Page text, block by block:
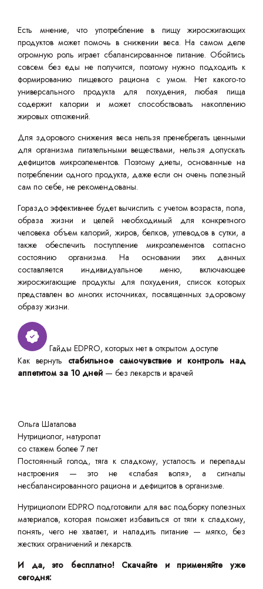
Есть мнение, что употребление в пищу жиросжигающих
продуктов может помочь в снижении веса. На самом деле
огромную роль играет сбалансированное питание. Обойтись
совсем без еды не получится, поэтому нужно подходить к
формированию пищевого рациона с умом. Нет какого-то
универсального продукта для похудения, любая пища
содержит калории и может способствовать накоплению
жировых отложений.
Для здорового снижения веса нельзя пренебрегать ценными
для организма питательными веществами, нельзя допускать
дефицитов микроэлементов. Поэтому диеты, основанные на
потреблении одного продукта, даже если он очень полезный
сам по себе, не рекомендованы.
Гораздо эффективнее будет вычислить с учетом возраста, пола,
образа жизни и целей необходимый для конкретного
человека объем калорий, жиров, белков, углеводов в сутки, а
также обеспечить поступление микроэлементов согласно
состоянию организма. На основании этих данных
составляется индивидуальное меню, включающее
жиросжигающие продукты для похудения, список которых
представлен во многих источниках, посвященных здоровому
образу жизни.
Гайды EDPRO, которых нет в открытом доступе
Как вернуть стабильное самочувствие и контроль над
аппетитом за 10 дней — без лекарств и врачей
Ольга Шаталова
Нутрициолог, натуропат
со стажем более 7 лет
Постоянный голод, тяга к сладкому, усталость и перепады
настроения — это не «слабая воля», а сигналы
несбалансированного рациона и дефицитов в организме.
Нутрициологи EDPRO подготовили для вас подборку полезных
материалов, которая поможет избавиться от тяги к сладкому,
понять, чего не хватает, и наладить питание — мягко, без
жестких ограничений и лекарств.
И да, это бесплатно! Скачайте и применяйте уже
сегодня: